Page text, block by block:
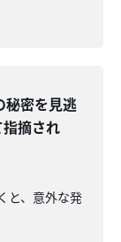
密を見逃
摘され
と、意外な発